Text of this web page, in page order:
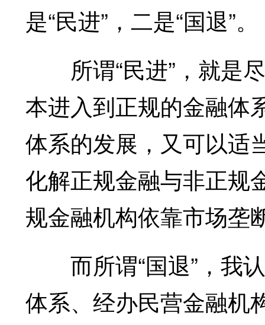
是“民进”，二是“国退”。
所谓“民进”，就是尽
本进入到正规的金融体
体系的发展，又可以适
化解正规金融与非正规
规金融机构依靠市场垄
而所谓“国退”，我认
体系、经办民营金融机